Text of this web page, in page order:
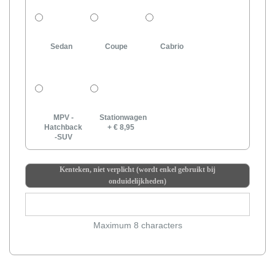
Sedan Coupe Cabrio
MPV -
Hatchback
-SUV
Stationwagen
+ € 8,95
Kenteken, niet verplicht (wordt enkel gebruikt bij
onduidelijkheden)
Maximum 8 characters